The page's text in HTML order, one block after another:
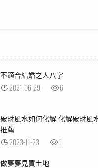
不適合結婚之人八字
2021-06-29 6
破財風水如何化解 化解破財風
推薦
2023-11-23 1
做夢夢見買土地